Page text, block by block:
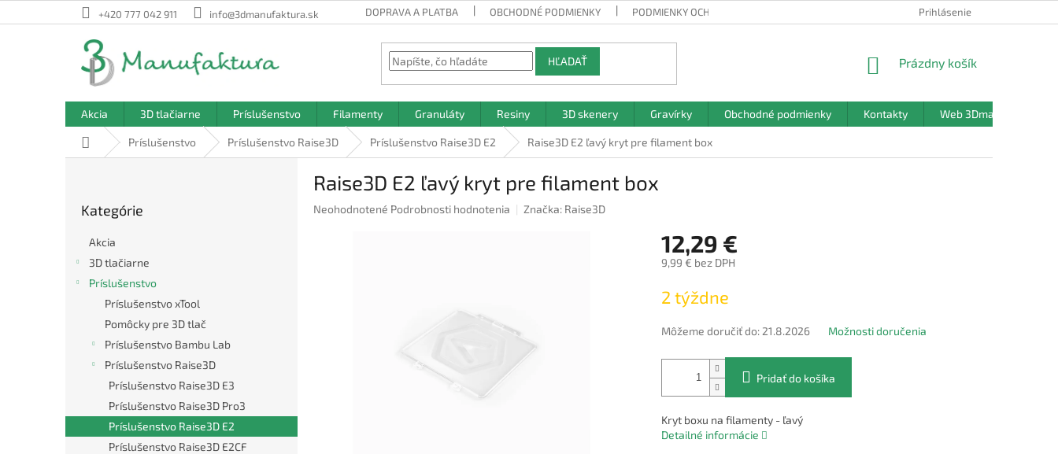
na
+420 777 042 911 info@3dmanufaktura.sk DOPRAVA A PLATBA OBCHODNÉ PODMIENKY PODMIENKY OCHRANY OSOBNÝCH ÚDAJOV Prihlásenie
HĽADAŤ
NÁKUPNÝ
Prázdny košík
Akcia 3D tlačiarne Príslušenstvo Filamenty Granuláty Resiny 3D skenery Gravírky Obchodné podmienky Kontakty Web 3Dmanufaktura.sk
DomovPríslušenstvo Príslušenstvo Raise3D Príslušenstvo Raise3D E2 Raise3D E2 ľavý kryt pre filament box
kategórie
Kategórie
Akcia
3D tlačiarne
Príslušenstvo
Príslušenstvo xTool
Pomôcky pre 3D tlač
Príslušenstvo Bambu Lab
Príslušenstvo Raise3D
Príslušenstvo Raise3D E3
Príslušenstvo Raise3D Pro3
Príslušenstvo Raise3D E2
Príslušenstvo Raise3D E2CF
Raise3D E2 ľavý kryt pre filament box
Priemerné
Neohodnotené Podrobnosti hodnotenia Značka: Raise3D
12,29 €
9,99 € bez DPH
cena:
2 týždne
Môžeme doručiť do: 21.8.2026 Možnosti doručenia
Pridať do košíka
Kryt boxu na filamenty - ľavý
Detailné informácie